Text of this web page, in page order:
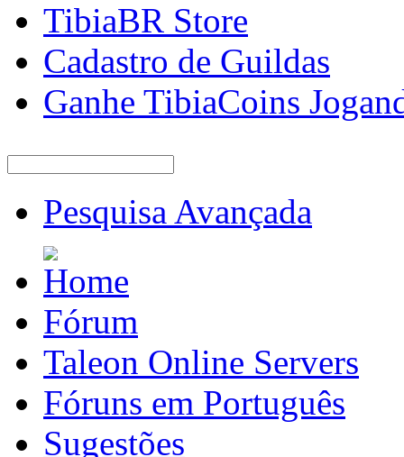
TibiaBR Store
Cadastro de Guildas
Ganhe TibiaCoins
Pesquisa Avançada
Fórum
Taleon Online Servers
Fóruns em Português
Sugestões